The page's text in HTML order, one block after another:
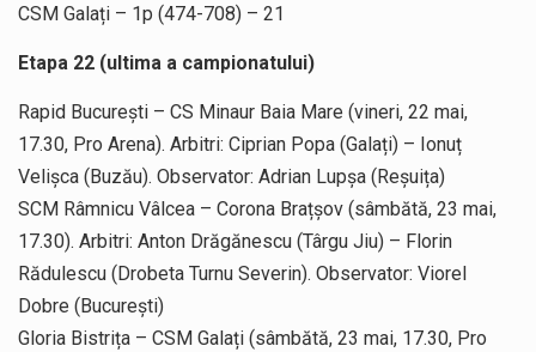
CSM Galați – 1p (474-708) – 21
Etapa 22 (ultima a campionatului)
Rapid București – CS Minaur Baia Mare (vineri, 22 mai,
17.30, Pro Arena). Arbitri: Ciprian Popa (Galați) – Ionuț
Velișca (Buzău). Observator: Adrian Lupșa (Reșuița)
SCM Râmnicu Vâlcea – Corona Brațșov (sâmbătă, 23 mai,
17.30). Arbitri: Anton Drăgănescu (Târgu Jiu) – Florin
Rădulescu (Drobeta Turnu Severin). Observator: Viorel
Dobre (București)
Gloria Bistrița – CSM Galați (sâmbătă, 23 mai, 17.30, Pro